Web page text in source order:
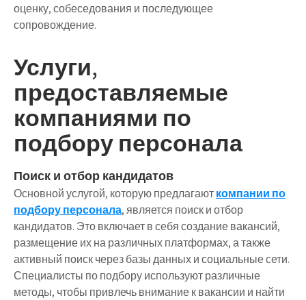
оценку, собеседования и последующее
сопровождение.
Услуги,
предоставляемые
компаниями по
подбору персонала
Поиск и отбор кандидатов
Основной услугой, которую предлагаюткомпании по
подбору персонала, является поиск и отбор
кандидатов. Это включает в себя создание вакансий,
размещение их на различных платформах, а также
активный поиск через базы данных и социальные сети.
Специалисты по подбору используют различные
методы, чтобы привлечь внимание к вакансии и найти